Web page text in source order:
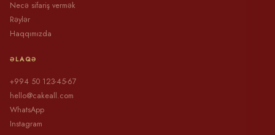
Necə sifariş vermək
Rəylər
Haqqımızda
ƏLAQƏ
+994 50 123-45-67
hello@cakeall.com
WhatsApp
Instagram